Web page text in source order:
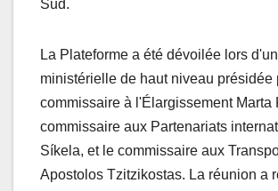
Sud.
La Plateforme a été dévoilée lors
ministérielle de haut niveau présidée
commissaire à l'Élargissement Marta
commissaire aux Partenariats
Síkela, et le commissaire aux
Apostolos Tzitzikostas. La réunion a